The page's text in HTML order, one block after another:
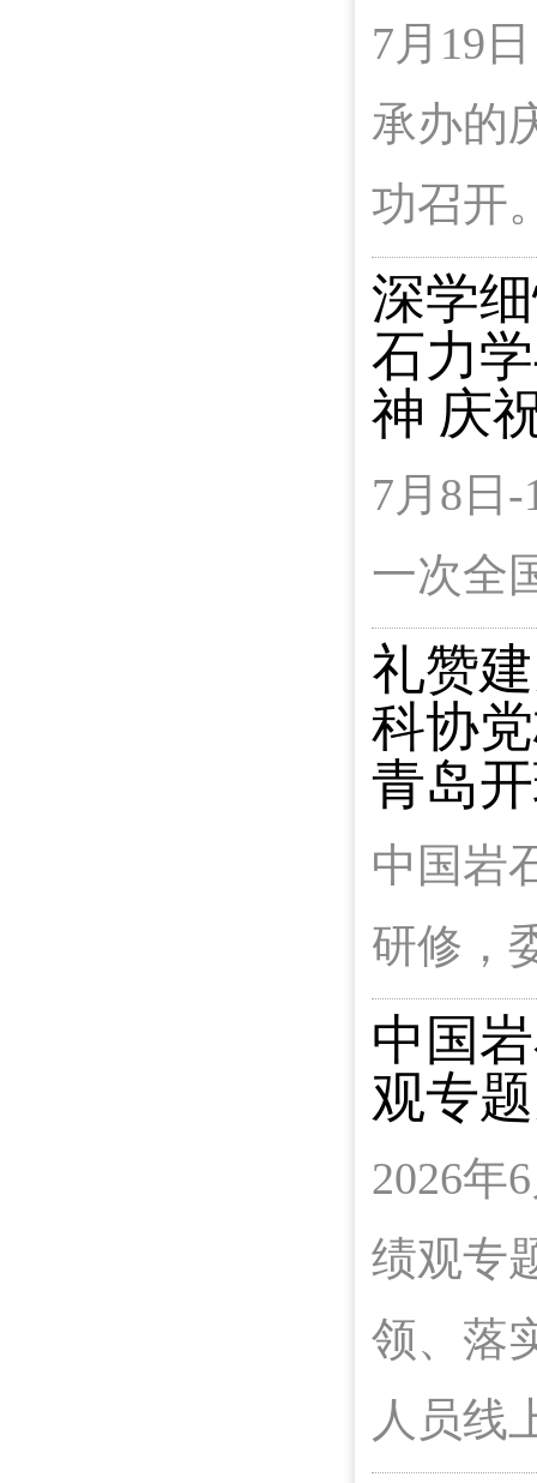
7月19
承办的
功召开
深学
石力
神 庆
7月8日
一次全
礼赞
科协
青岛
中国岩
研修，
中国
观专
2026年
绩观专
领、落
人员线